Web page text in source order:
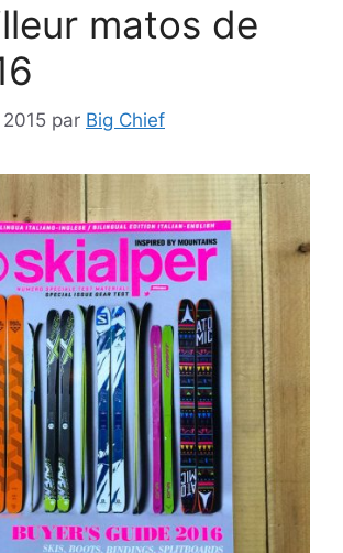
matos de
par Big Chief